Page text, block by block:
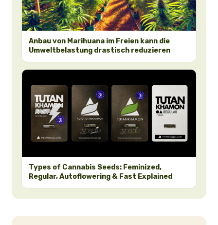
Anbau von Marihuana im Freien kann die
Umweltbelastung drastisch reduzieren
Types of Cannabis Seeds: Feminized,
Regular, Autoflowering & Fast Explained